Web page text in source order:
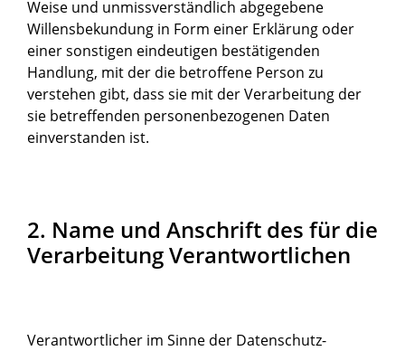
Weise und unmissverständlich abgegebene
Willensbekundung in Form einer Erklärung oder
einer sonstigen eindeutigen bestätigenden
Handlung, mit der die betroffene Person zu
verstehen gibt, dass sie mit der Verarbeitung der
sie betreffenden personenbezogenen Daten
einverstanden ist.
2. Name und Anschrift des für die
Verarbeitung Verantwortlichen
Verantwortlicher im Sinne der Datenschutz-